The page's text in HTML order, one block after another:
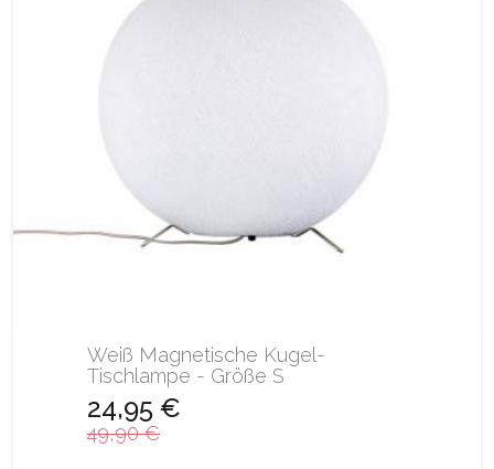
Weiß Magnetische Kugel-
Tischlampe - Größe S
24,95 €
49,90 €